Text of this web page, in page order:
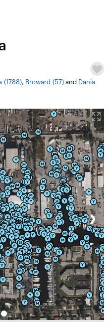
(1788), Broward (57)and Dania
❯